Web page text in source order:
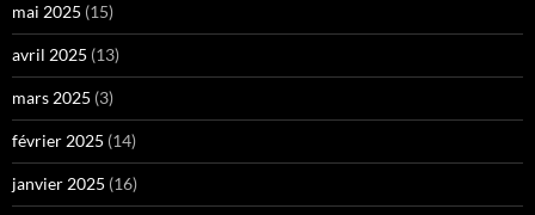
mai 2025 (15)
avril 2025 (13)
mars 2025 (3)
février 2025 (14)
janvier 2025 (16)